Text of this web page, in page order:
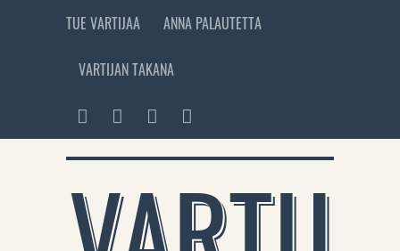
TUE VARTIJAA ANNA PALAUTETTA
VARTIJAN TAKANA